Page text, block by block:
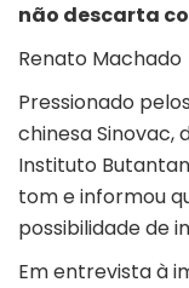
não descarta
Renato Machado
Pressionado
chinesa Sinovac,
Instituto
tom e informou
possibilidade de
Em entrevista à